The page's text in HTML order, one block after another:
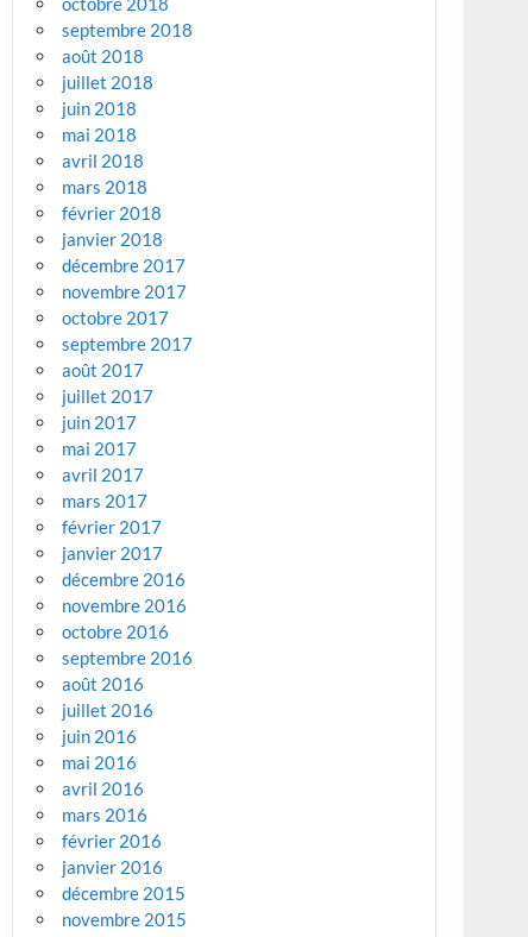
septembre 2018
août 2018
juillet 2018
juin 2018
mai 2018
avril 2018
mars 2018
février 2018
janvier 2018
décembre 2017
novembre 2017
octobre 2017
septembre 2017
août 2017
juillet 2017
juin 2017
mai 2017
avril 2017
mars 2017
février 2017
janvier 2017
décembre 2016
novembre 2016
octobre 2016
septembre 2016
août 2016
juillet 2016
juin 2016
mai 2016
avril 2016
mars 2016
février 2016
janvier 2016
décembre 2015
novembre 2015